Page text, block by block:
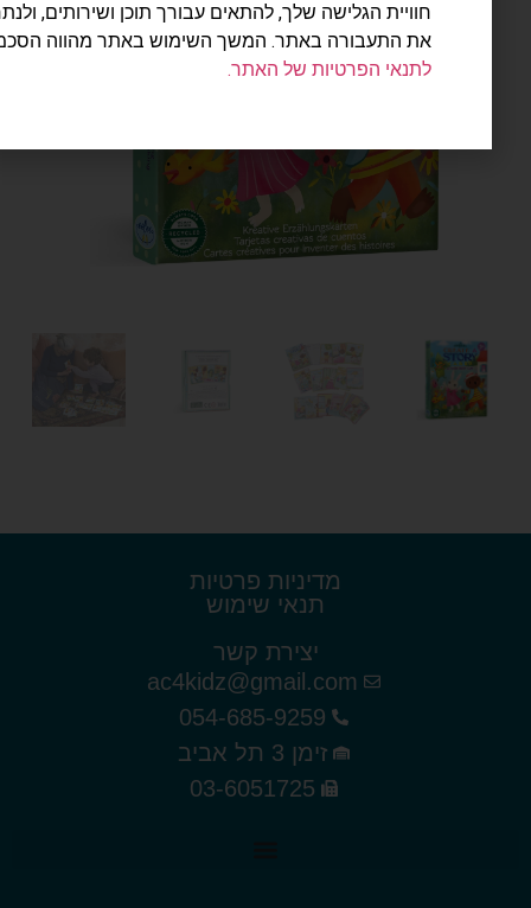
מדיניות פרטיות
תנאי שימוש
יצירת קשר
ac4kidz@gmail.com
054-685-9259
03-6051725
חוויית הגלישה שלך, להתאים עבורך תוכן ושירותים, ולנתח
את התעבורה באתר. המשך השימוש באתר מהווה הסכמה
לתנאי הפרטיות של האתר.